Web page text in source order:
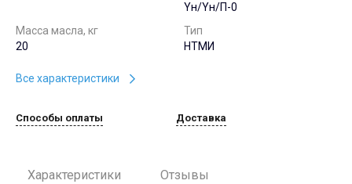
Yн/Yн/П-0
Масса масла, кг
20
Тип
НТМИ
Все характеристики
Способы оплаты Доставка
Характеристики Отзывы